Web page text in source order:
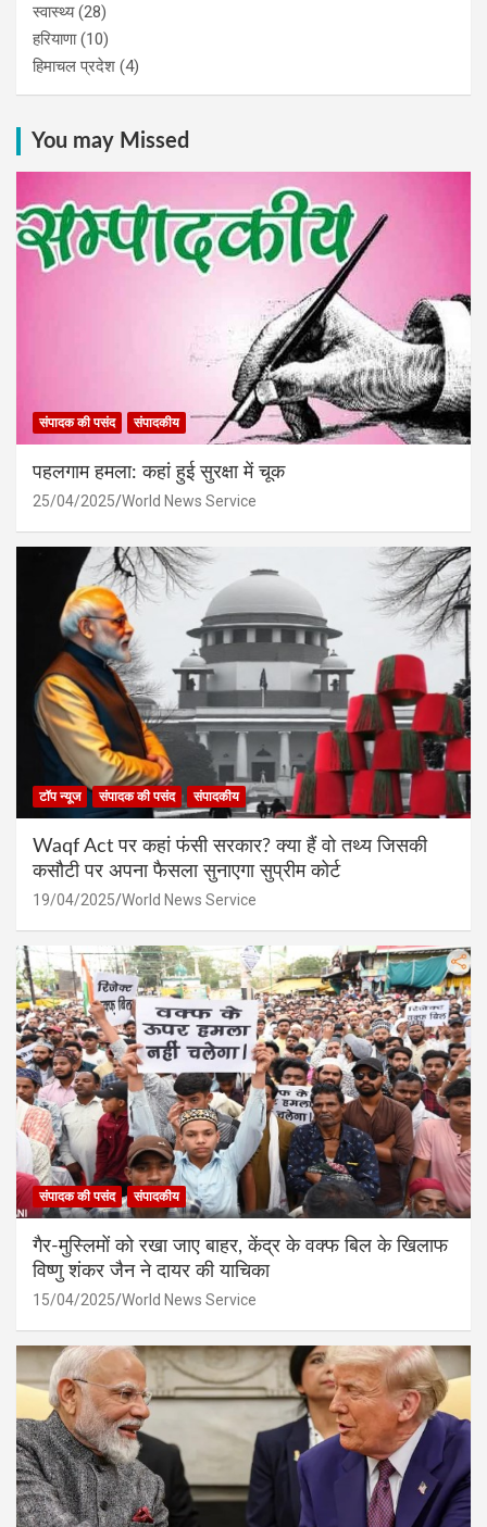
स्वास्थ्य(28)
हरियाणा(10)
हिमाचल प्रदेश (4)
You may Missed
संपादक की पसंद संपादकीय
पहलगाम हमला: कहां हुई सुरक्षा में चूक
25/04/2025 World News Service
टॉप न्यूज संपादक की पसंद संपादकीय
Waqf Act पर कहां फंसी सरकार? क्या हैं वो तथ्य जिसकी
कसौटी पर अपना फैसला सुनाएगा सुप्रीम कोर्ट
19/04/2025 World News Service
संपादक की पसंद संपादकीय
गैर-मुस्लिमों को रखा जाए बाहर, केंद्र के वक्फ बिल के खिलाफ
विष्णु शंकर जैन ने दायर की याचिका
15/04/2025 World News Service